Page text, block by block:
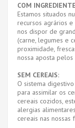
COM
Estamos situados
recursos agrários e
nos dispor de
(carne, legumes e
proximidade,
nossa aposta
SEM CEREAIS:
O sistema
para assimilar os
cereais cozidos,
alergias
cereais nas nossas